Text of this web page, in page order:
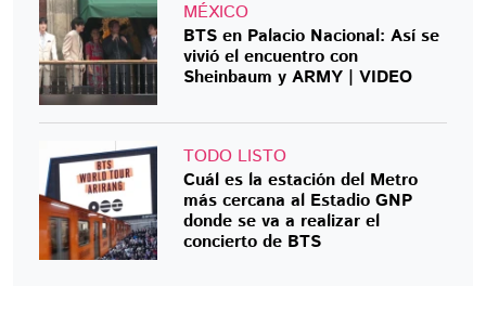
MÉXICO
BTS en Palacio Nacional: Así se
vivió el encuentro con
Sheinbaum y ARMY | VIDEO
TODO LISTO
Cuál es la estación del Metro
más cercana al Estadio GNP
donde se va a realizar el
concierto de BTS